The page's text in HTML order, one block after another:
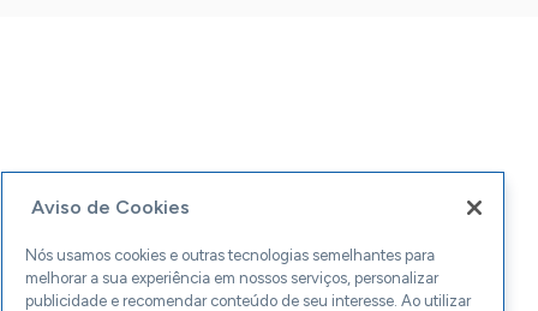
Aviso de Cookies
Nós usamos cookies e outras tecnologias semelhantes para
melhorar a sua experiência em nossos serviços, personalizar
publicidade e recomendar conteúdo de seu interesse. Ao utilizar